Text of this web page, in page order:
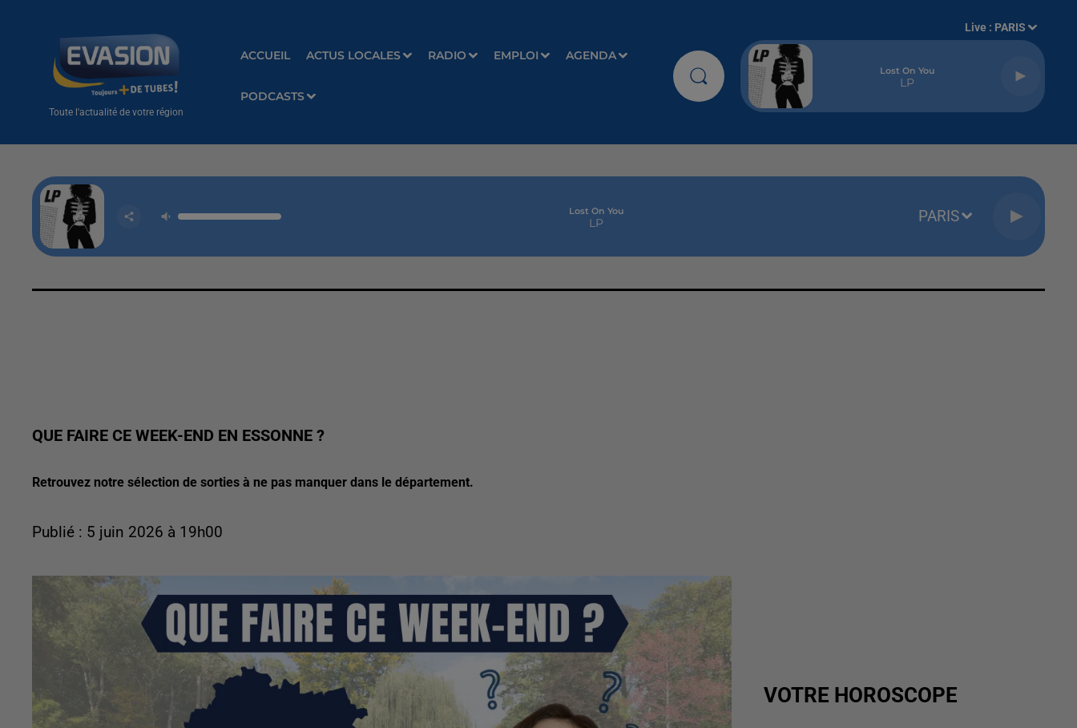
Toute l'actualité de votre région
ACCUEIL ACTUS LOCALES RADIO EMPLOI AGENDA
PODCASTS
Live : PARIS
Lost On You
LP
Lost On You
LP PARIS
QUE FAIRE CE WEEK-END EN ESSONNE ?
Retrouvez notre sélection de sorties à ne pas manquer dans le département.
Publié : 5 juin 2026 à 19h00
VOTRE HOROSCOPE